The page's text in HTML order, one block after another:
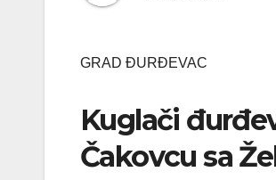
GRAD ĐURĐEVAC
Kuglači
Čakovcu sa